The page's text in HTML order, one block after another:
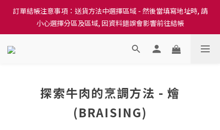
訂單結帳注意事項：送貨方法中選擇區域 - 然後當填寫地址時, 請
小心選擇分區及區域, 因資料錯誤會影響前往結帳
訂單結帳注意事項：送貨方法中選擇區域 - 然後當填寫地址時, 請
小心選擇分區及區域, 因資料錯誤會影響前往結帳
隆重推出本地培育田香雞、金棠雞、粵皇鷄及平原雞等，想食靚雞
小心選擇分區及區域, 因資料錯誤會影響前往結帳
探索牛肉的烹調方法 - 燴
(BRAISING)